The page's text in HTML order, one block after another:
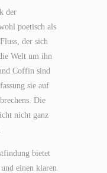
der
poetisch als
der sich
Welt um ihn
Coffin sind
sie auf
Die
nicht ganz
bietet
einen klaren